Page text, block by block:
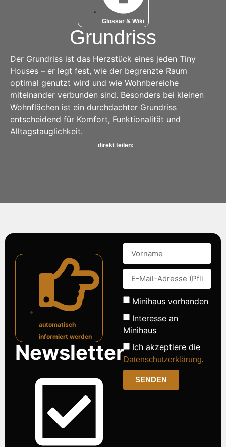
Glossar & Wiki
Grundriss
Der Grundriss ist das Herzstück eines jeden Tiny
Houses – er legt fest, wie der begrenzte Raum
optimal genutzt wird und wie Wohnbereiche
miteinander verbunden sind. Besonders bei kleinen
Wohnflächen ist ein durchdachter Grundriss
entscheidend für Komfort, Funktionalität und
Alltagstauglichkeit.
direkt teilen:
automatisch
informiert werden
Newsletter
Minihaus vorhanden
Interesse an
Minihaus
Ich akzeptiere die
Datenschutzerklärung.
SENDEN